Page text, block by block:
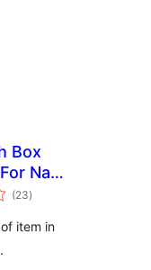
Box
Nav
(23total
aprecieri
)
item in